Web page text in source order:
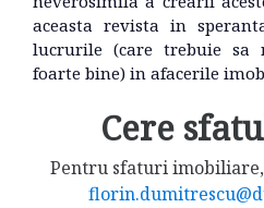
aceasta revista in
lucrurile (care trebuie sa
foarte bine) in afacerile
Cere
Pentru sfaturi